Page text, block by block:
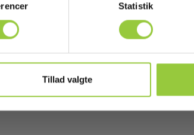
Statistik
Tillad valgte